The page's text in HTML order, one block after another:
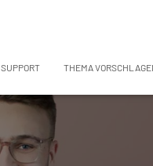
SUPPORT THEMA